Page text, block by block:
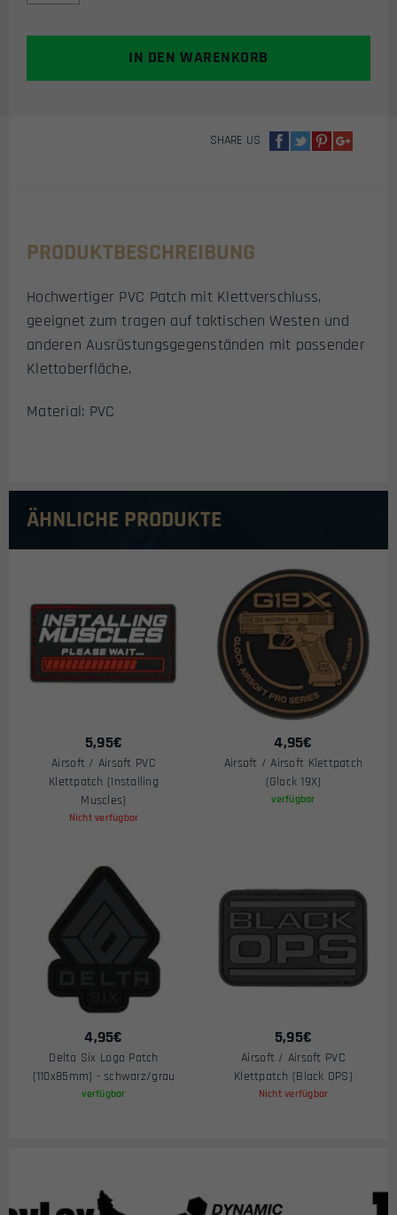
AIRSOFT
KLETTPATCH
IN DEN WARENKORB
SHARE US
PRODUKTBESCHREIBUNG
Hochwertiger PVC Patch mit Klettverschluss,
geeignet zum tragen auf taktischen Westen und
anderen Ausrüstungsgegenständen mit passender
Klettoberfläche.
Material: PVC
ÄHNLICHE PRODUKTE
5,95€
Airsoft / Airsoft PVC
Klettpatch (Installing
Muscles)
Nicht verfügbar
4,95€
Airsoft / Airsoft Klettpatch
(Glock 19X)
verfügbar
4,95€
Delta Six Logo Patch
(110x85mm) - schwarz/grau
verfügbar
5,95€
Airsoft / Airsoft PVC
Klettpatch (Black OPS)
Nicht verfügbar